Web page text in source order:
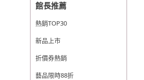
館長推薦
熱銷TOP30
新品上市
折價券熱銷
藝品限時88折